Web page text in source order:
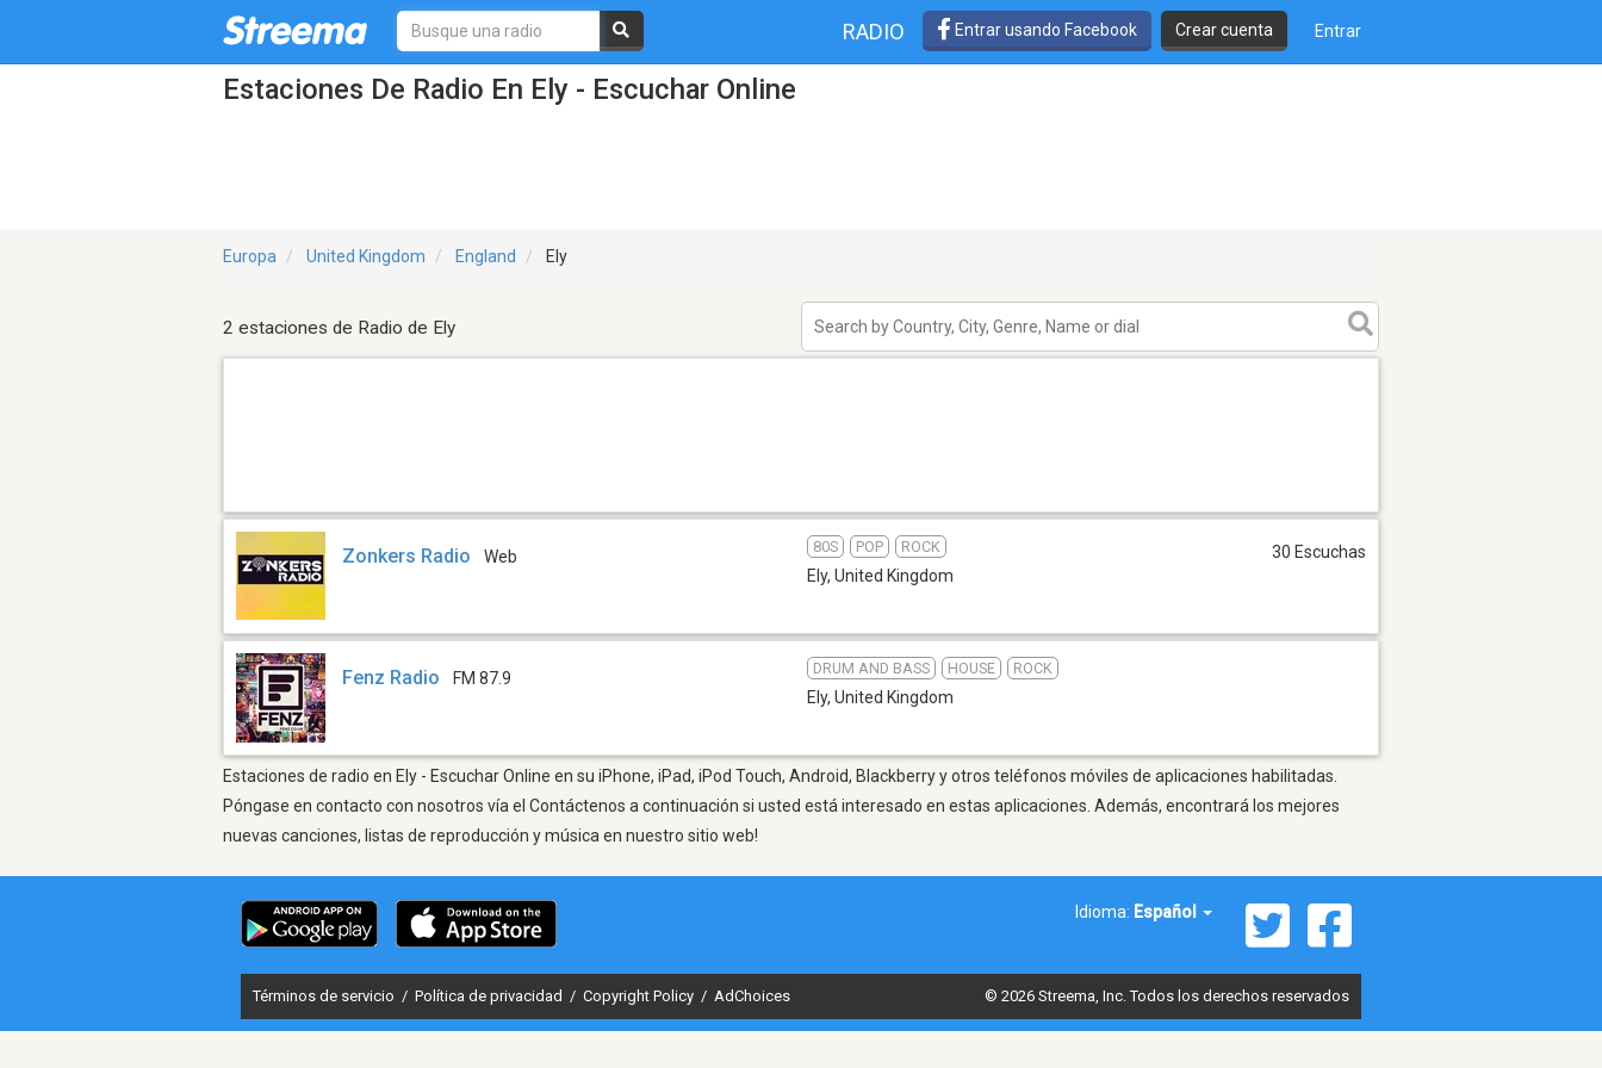
RADIO Entrar usando Facebook Crear cuenta Entrar
Estaciones De Radio En Ely - Escuchar Online
Europa United Kingdom England Ely
2 estaciones de Radio de Ely
Zonkers Radio Web
80S POP ROCK
Ely, United Kingdom
30 Escuchas
Fenz Radio FM 87.9
DRUM AND BASS HOUSE ROCK
Ely, United Kingdom
Estaciones de radio en Ely - Escuchar Online en su iPhone, iPad, iPod Touch, Android, Blackberry y otros teléfonos móviles de aplicaciones habilitadas.
Póngase en contacto con nosotros vía el Contáctenos a continuación si usted está interesado en estas aplicaciones. Además, encontrará los mejores
nuevas canciones, listas de reproducción y música en nuestro sitio web!
Idioma: Español
Términos de servicio / Política de privacidad / Copyright Policy / AdChoices © 2026 Streema, Inc. Todos los derechos reservados